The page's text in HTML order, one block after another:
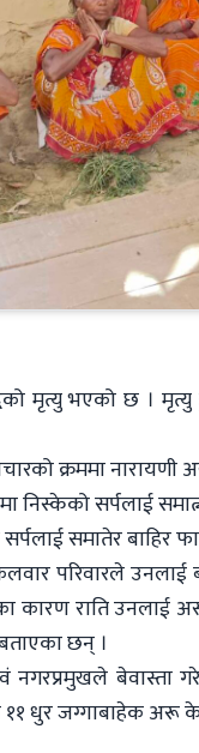
मृत्यु भएको छ । मृत्यु
क्रममा नारायणी
सर्पलाई
समातेर बाहिर
परिवारले उनलाई
कारण राति उनलाई
छन् ।
नगरप्रमुखले बेवास्ता
११ धुर जग्गाबाहेक अरू